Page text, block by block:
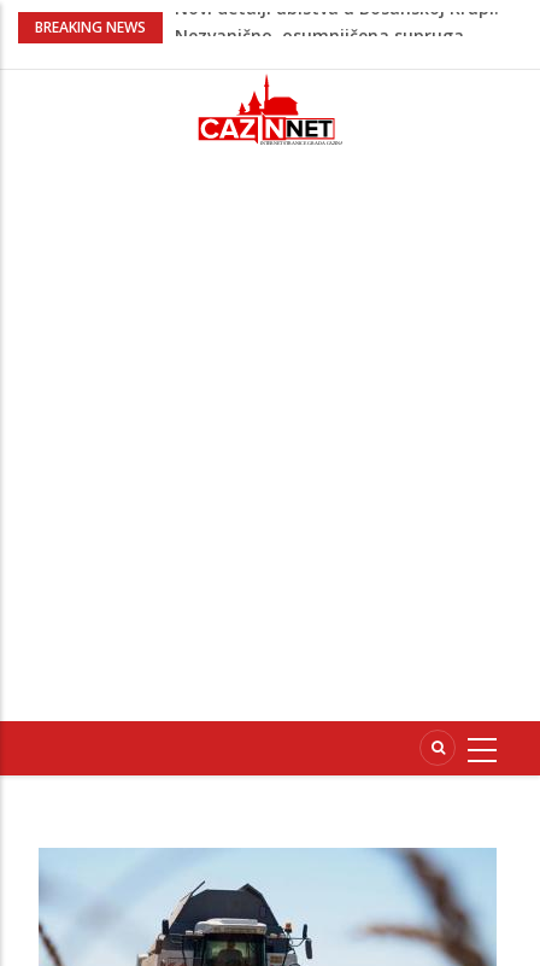
BREAKING NEWS
Na Ahiret preselila Bešić (rođ. Blažević)
Na Ahiret preselio ŠUPUK (Refik) ŠEFIK
Evo koje države su zasad za, a koje
protiv Infantina na izborima: Srbija i